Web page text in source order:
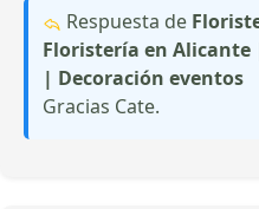
Respuesta de
Floristería en
| Decoración eventos
Gracias Cate.